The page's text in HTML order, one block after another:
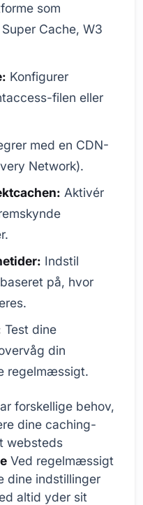
som
Cache, W3
Konfigurer
filen eller
med en CDN-
Network).
Aktivér
Indstil
på, hvor
Test dine
din
regelmæssigt.
forskellige behov,
dine caching-
websteds
Ved regelmæssigt
dine indstillinger
altid yder sit